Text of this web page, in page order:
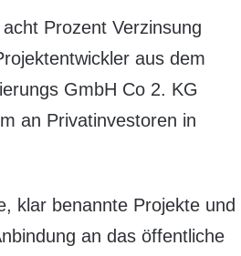
Prozent Verzinsung
aus dem
GmbH Co 2. KG
an Privatinvestoren in
klar benannte Projekte und
an das öffentliche